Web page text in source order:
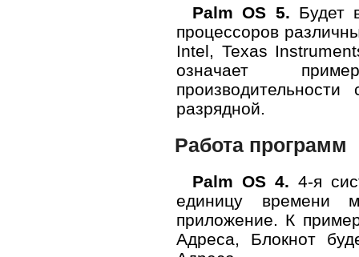
Palm OS 5. Будет
процессоров
Intel, Texas
означает
разрядной.
Работа программ
Palm OS 4. 4-я
единицу времени
приложение. К
Адреса, Блокнот